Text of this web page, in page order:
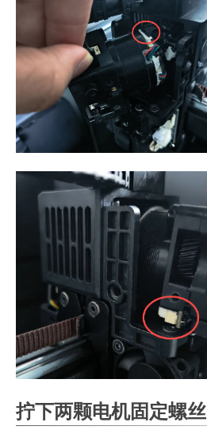
拧下两颗电机固定螺丝